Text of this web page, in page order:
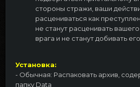
стороны стражи, ваши
расцениваться как
не станут расценивать
врага и не станут добивать
Установка:
- Обычная: Распаковать архив,
папку Data